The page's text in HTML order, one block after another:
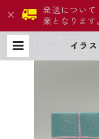
発送について
業となります
イラ